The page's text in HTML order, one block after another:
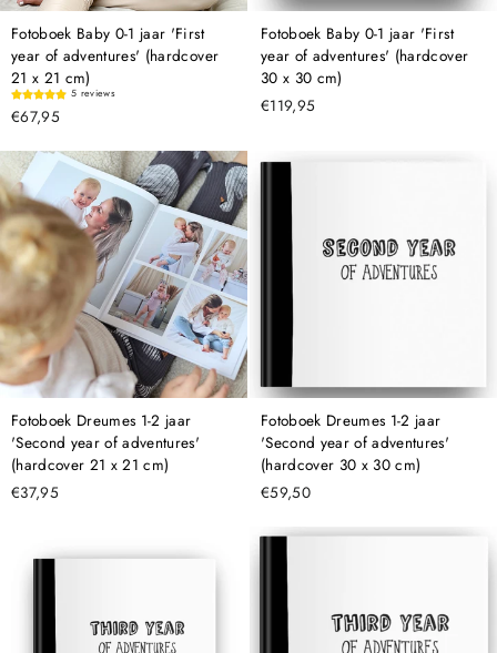
Fotoboek Baby 0-1 jaar 'First
year of adventures' (hardcover
21 x 21 cm)
5 reviews
€67,95
Fotoboek Baby 0-1 jaar 'First
year of adventures' (hardcover
30 x 30 cm)
€119,95
Fotoboek Dreumes 1-2 jaar
'Second year of adventures'
(hardcover 21 x 21 cm)
€37,95
Fotoboek Dreumes 1-2 jaar
'Second year of adventures'
(hardcover 30 x 30 cm)
€59,50